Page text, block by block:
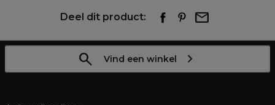
Deel dit product:
Vind een winkel